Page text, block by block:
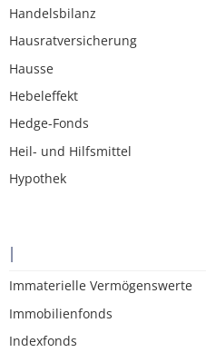
Handelsbilanz
Hausratversicherung
Hausse
Hebeleffekt
Hedge-Fonds
Heil- und Hilfsmittel
Hypothek
I
Immaterielle Vermögenswerte
Immobilienfonds
Indexfonds